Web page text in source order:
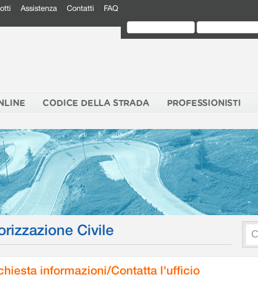
Assistenza Contatti FAQ
CODICE DELLA STRADA PROFESSIONISTI
Civile
informazioni/Contatta l'ufficio